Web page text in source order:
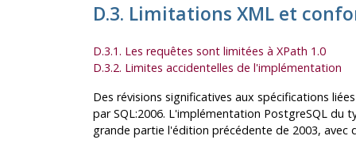
D.3. Limitations XML et
D.3.1. Les requêtes sont limitées à XPath 1.0
D.3.2. Limites accidentelles de l'implémentation
Des révisions significatives aux spécifications
par SQL:2006. L'implémentation PostgreSQLdu
grande partie l'édition précédente de 2003, avec